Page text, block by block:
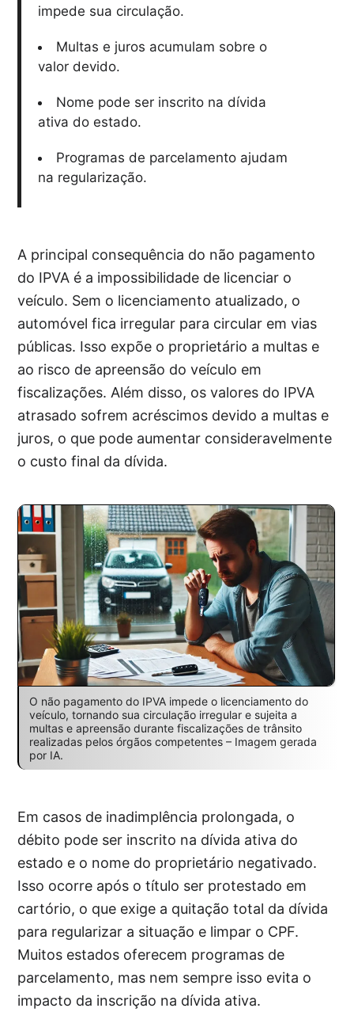
impede sua circulação.
Multas e juros acumulam sobre o
valor devido.
Nome pode ser inscrito na dívida
ativa do estado.
Programas de parcelamento ajudam
na regularização.
A principal consequência do não pagamento
do IPVA é a impossibilidade de licenciar o
veículo. Sem o licenciamento atualizado, o
automóvel fica irregular para circular em vias
públicas. Isso expõe o proprietário a multas e
ao risco de apreensão do veículo em
fiscalizações. Além disso, os valores do IPVA
atrasado sofrem acréscimos devido a multas e
juros, o que pode aumentar consideravelmente
o custo final da dívida.
O não pagamento do IPVA impede o licenciamento do
veículo, tornando sua circulação irregular e sujeita a
multas e apreensão durante fiscalizações de trânsito
realizadas pelos órgãos competentes – Imagem gerada
por IA.
Em casos de inadimplência prolongada, o
débito pode ser inscrito na dívida ativa do
estado e o nome do proprietário negativado.
Isso ocorre após o título ser protestado em
cartório, o que exige a quitação total da dívida
para regularizar a situação e limpar o CPF.
Muitos estados oferecem programas de
parcelamento, mas nem sempre isso evita o
impacto da inscrição na dívida ativa.